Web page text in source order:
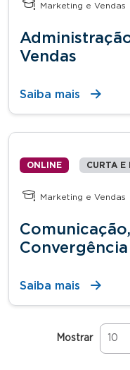
Marketing e Vendas
Vendas
Saiba mais
ONLINE CURTA E
Marketing e Vendas
Saiba mais
Mostrar